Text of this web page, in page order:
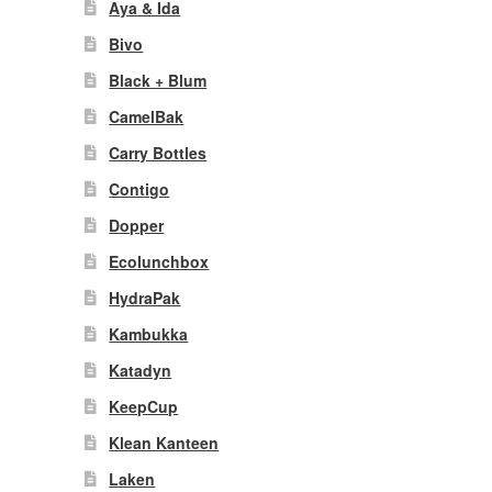
Aya & Ida
Bivo
Black + Blum
CamelBak
Carry Bottles
Contigo
Dopper
Ecolunchbox
HydraPak
Kambukka
Katadyn
KeepCup
Klean Kanteen
Laken